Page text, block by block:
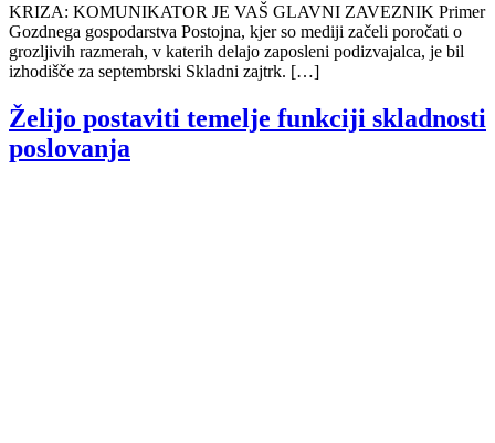
KRIZA: KOMUNIKATOR JE VAŠ GLAVNI ZAVEZNIK Primer
Gozdnega gospodarstva Postojna, kjer so mediji začeli poročati o
grozljivih razmerah, v katerih delajo zaposleni podizvajalca, je bil
izhodišče za septembrski Skladni zajtrk. […]
Želijo postaviti temelje funkciji skladnosti
poslovanja